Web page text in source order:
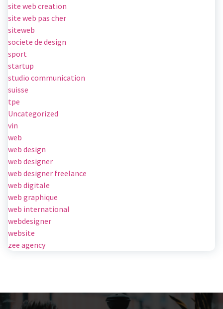
site web creation
site web pas cher
siteweb
societe de design
sport
startup
studio communication
suisse
tpe
Uncategorized
vin
web
web design
web designer
web designer freelance
web digitale
web graphique
web international
webdesigner
website
zee agency